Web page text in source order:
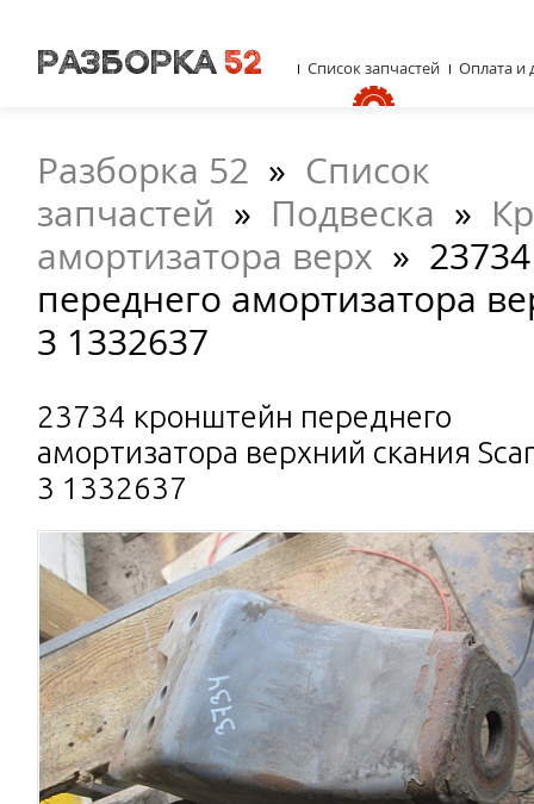
Разборка 52 » Список
запчастей » Подвеска »
амортизатора верх »
переднего амортизатора
3 1332637
23734 кронштейн переднего
амортизатора верхний скания
3 1332637
Список запчастей Оплата и